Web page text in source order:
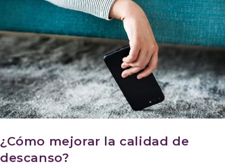
¿Cómo mejorar la calidad de
descanso?